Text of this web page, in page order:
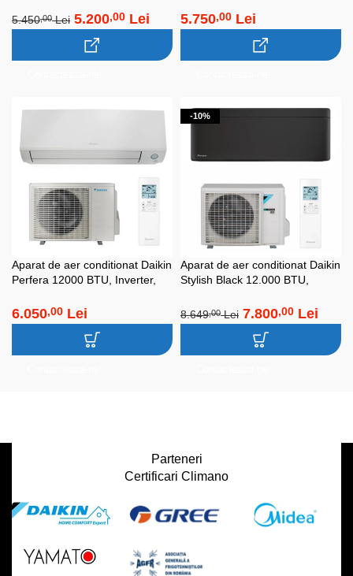
Bluevolution)
5.450,00 Lei 5.200,00 Lei
R32, Flux 3D, Incalzire
Accelerata, Bluevolution,
FTXM25A-RXM25A
5.750,00 Lei
Aparat de aer conditionat Daikin
Perfera 12000 BTU, Inverter,
R32, Flux 3D, Incalzire
Accelerata, Bluevolution,
FTXM35A-RXM35A
6.050,00 Lei
-10%
Aparat de aer conditionat Daikin
Stylish Black 12.000 BTU,
8.649,00 Lei 7.800,00 Lei
Parteneri
Certificari Climano